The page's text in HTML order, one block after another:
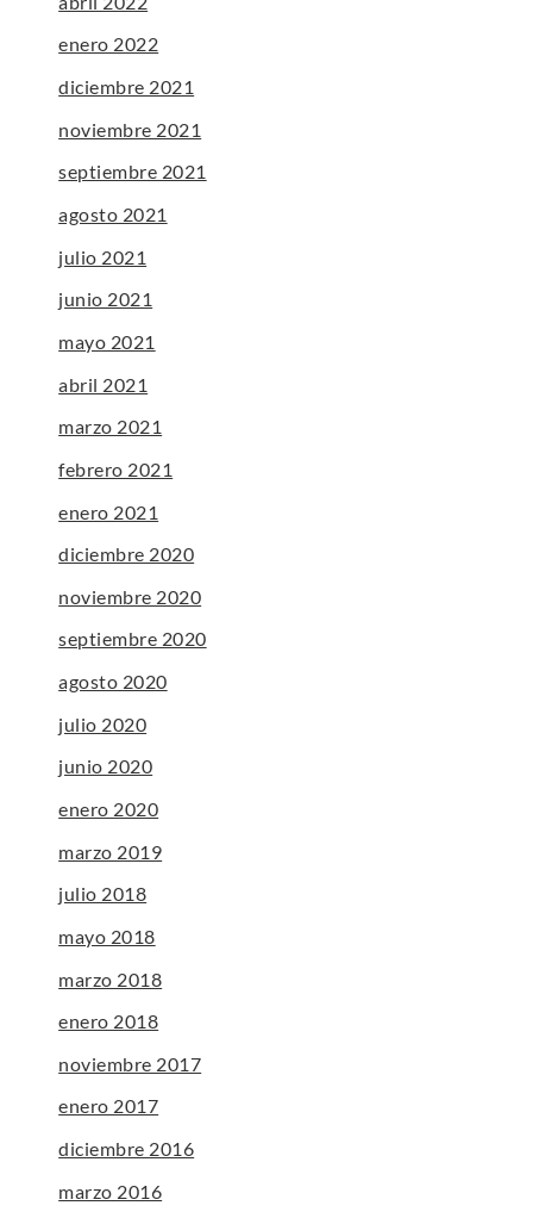
enero 2022
diciembre 2021
noviembre 2021
septiembre 2021
agosto 2021
julio 2021
junio 2021
mayo 2021
abril 2021
marzo 2021
febrero 2021
enero 2021
diciembre 2020
noviembre 2020
septiembre 2020
agosto 2020
julio 2020
junio 2020
enero 2020
marzo 2019
julio 2018
mayo 2018
marzo 2018
enero 2018
noviembre 2017
enero 2017
diciembre 2016
marzo 2016